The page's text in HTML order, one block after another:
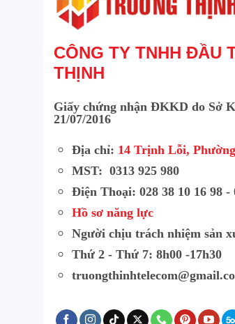
CÔNG TY TNHH ĐẦU
THỊNH
Giấy chứng nhận ĐKKD do Sở
21/07/2016
Địa chỉ: 14 Trịnh Lỗi,
MST: 0313 925 980
Điện Thoại: 028 38 10 16 98 -
Hồ sơ năng lực
Người chịu trách nhiệm sản
Thứ 2 - Thứ 7: 8h00 -17h30